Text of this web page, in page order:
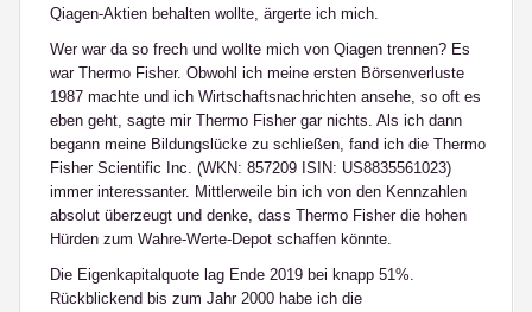
Qiagen-Aktien behalten wollte, ärgerte ich mich.
Wer war da so frech und wollte mich von Qiagen trennen? Es
war Thermo Fisher. Obwohl ich meine ersten Börsenverluste
1987 machte und ich Wirtschaftsnachrichten ansehe, so oft es
eben geht, sagte mir Thermo Fisher gar nichts. Als ich dann
begann meine Bildungslücke zu schließen, fand ich die Thermo
Fisher Scientific Inc. (WKN: 857209 ISIN: US8835561023)
immer interessanter. Mittlerweile bin ich von den Kennzahlen
absolut überzeugt und denke, dass Thermo Fisher die hohen
Hürden zum Wahre-Werte-Depot schaffen könnte.
Die Eigenkapitalquote lag Ende 2019 bei knapp 51%.
Rückblickend bis zum Jahr 2000 habe ich die